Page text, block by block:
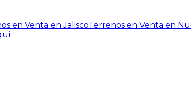
en Venta en JaliscoTerrenos en Venta en